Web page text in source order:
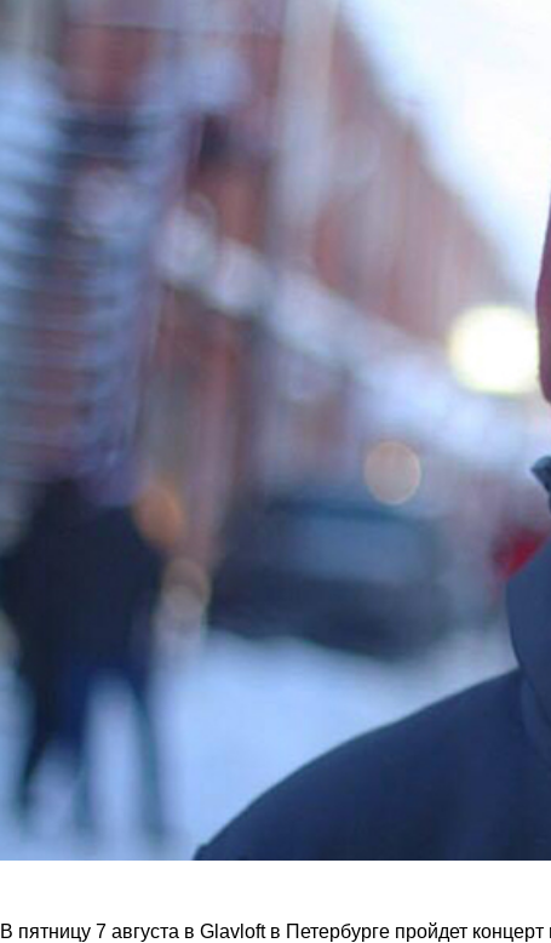
В пятницу 7 августа в Glavloft в Петербурге пройдет